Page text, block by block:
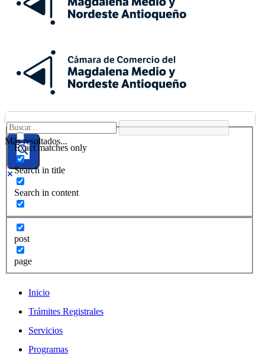
Más resultados...
Exact matches only
Search in title
Search in content
post
page
Inicio
Trámites Registrales
Servicios
Programas